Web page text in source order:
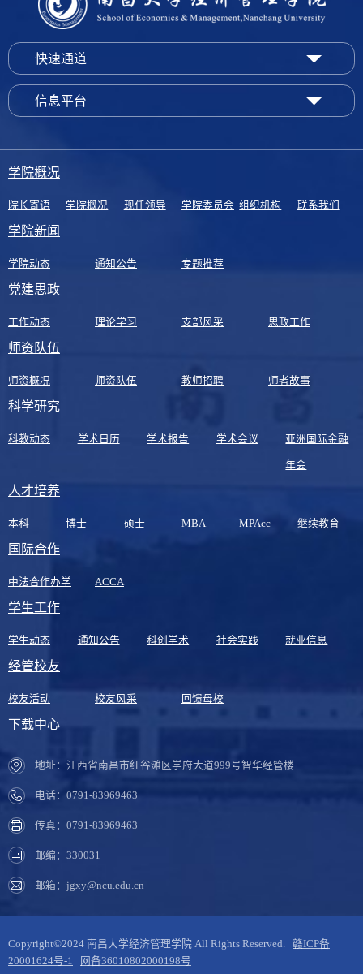
快速通道
信息平台
学院概况
院长寄语 学院概况 现任领导 学院委员会 组织机构 联系我们
学院新闻
学院动态 通知公告 专题推荐
党建思政
工作动态 理论学习 支部风采 思政工作
师资队伍
师资概况 师资队伍 教师招聘 师者故事
科学研究
科教动态 学术日历 学术报告 学术会议 亚洲国际金融
年会
人才培养
本科 博士 硕士 MBA MPAcc 继续教育
国际合作
中法合作办学 ACCA
学生工作
学生动态 通知公告 科创学术 社会实践 就业信息
经管校友
校友活动 校友风采 回馈母校
下载中心
地址：江西省南昌市红谷滩区学府大道999号智华经管楼
电话：0791-83969463
传真：0791-83969463
邮编：330031
邮箱：jgxy@ncu.edu.cn
Copyright©2024 南昌大学经济管理学院 All Rights Reserved. 赣ICP备
20001624号-1
网备36010802000198号